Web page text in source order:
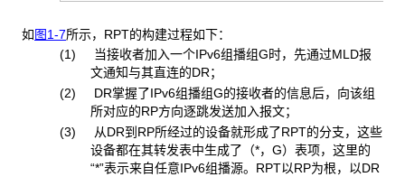
如图1-7所示，RPT的构建过程如下：
(1) 当接收者加入一个IPv6组播组G时，先通过MLD报
文通知与其直连的DR；
(2) DR掌握了IPv6组播组G的接收者的信息后，向该组
所对应的RP方向逐跳发送加入报文；
(3) 从DR到RP所经过的设备就形成了RPT的分支，这些
设备都在其转发表中生成了（*，G）表项，这里的
“*”表示来自任意IPv6组播源。RPT以RP为根，以DR